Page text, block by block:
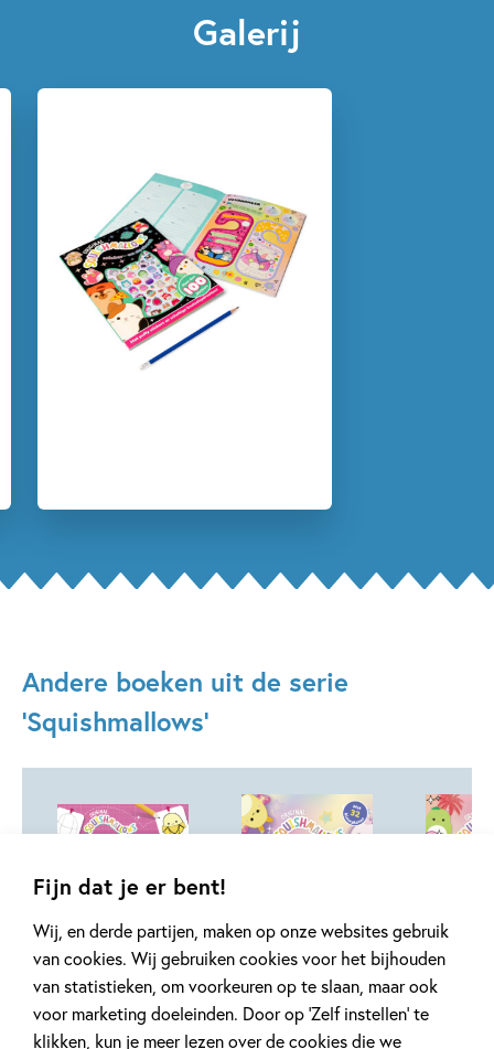
Fijn dat je er bent!
Wij, en derde partijen, maken op onze websites gebruik
van cookies. Wij gebruiken cookies voor het bijhouden
van statistieken, om voorkeuren op te slaan, maar ook
voor marketing doeleinden. Door op ‘Zelf instellen’ te
klikken, kun je meer lezen over de cookies die we
Witte Leeuw
Verschijningsdatum: 05-11-2025
7 – 9 jaar
Bekend van film/tv
Doeboeken
Hobby & knutselen
Non-fictie
Galerij
Andere boeken uit de serie
'Squishmallows'
21-10-2026
Squishmallows –
8,99
Paperback
Squishmallows –
7,99 5,99
Paperback